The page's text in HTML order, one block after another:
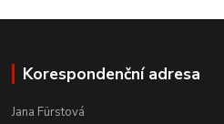
Korespondenční adresa
Jana Fürstová